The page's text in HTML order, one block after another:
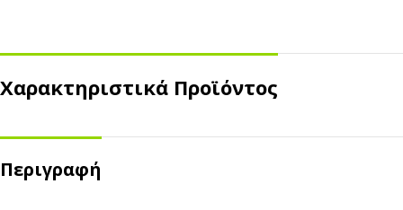
Χαρακτηριστικά Προϊόντος
Περιγραφή